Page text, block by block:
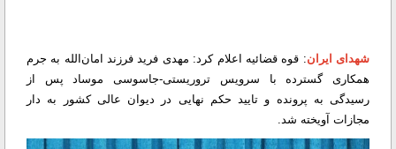
شهدای ایران: قوه قضائیه اعلام کرد: مهدی فرید فرزند امان‌الله به جرم
همکاری گسترده با سرویس تروریستی-جاسوسی موساد پس از
رسیدگی به پرونده و تایید حکم نهایی در دیوان عالی کشور به دار
مجازات آویخته شد.